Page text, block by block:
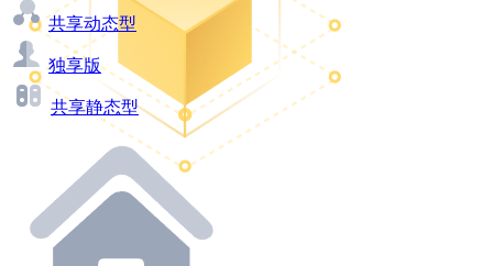
共享动态型
独享版
共享静态型